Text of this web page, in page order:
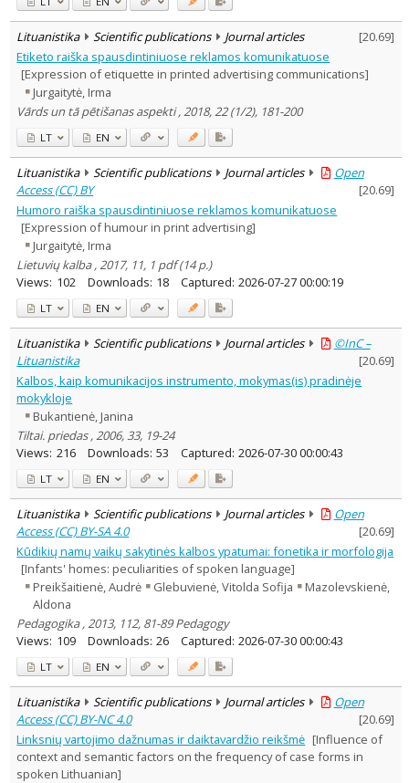
Lituanistika Scientific publications Journal articles [20.69]
Etiketo raiška spausdintiniuose reklamos komunikatuose
[Expression of etiquette in printed advertising communications]
Jurgaitytė, Irma
Vārds un tā pētišanas aspekti , 2018, 22 (1/2), 181-200
LT EN
Lituanistika Scientific publications Journal articles
Open
Access (CC) BY
[20.69]
Humoro raiška spausdintiniuose reklamos komunikatuose
[Expression of humour in print advertising]
Jurgaitytė, Irma
Lietuvių kalba , 2017, 11, 1 pdf (14 p.)
Views: 102 Downloads: 18 Captured: 2026-07-27 00:00:19
LT EN
Lituanistika Scientific publications Journal articles
©InC –
Lituanistika
[20.69]
Kalbos, kaip komunikacijos instrumento, mokymas(is) pradinėje
mokykloje
Bukantienė, Janina
Tiltai. priedas , 2006, 33, 19-24
Views: 216 Downloads: 53 Captured: 2026-07-30 00:00:43
LT EN
Lituanistika Scientific publications Journal articles
Open
Access (CC) BY-SA 4.0
[20.69]
Kūdikių namų vaikų sakytinės kalbos ypatumai: fonetika ir morfologija
[Infants' homes: peculiarities of spoken language]
Preikšaitienė, Audrė
Glebuvienė, Vitolda Sofija
Mazolevskienė,
Aldona
Pedagogika , 2013, 112, 81-89 Pedagogy
Views: 109 Downloads: 26 Captured: 2026-07-30 00:00:43
LT EN
Lituanistika Scientific publications Journal articles
Open
Access (CC) BY-NC 4.0
[20.69]
Linksnių vartojimo dažnumas ir daiktavardžio reikšmė [Influence of
context and semantic factors on the frequency of case forms in
spoken Lithuanian]